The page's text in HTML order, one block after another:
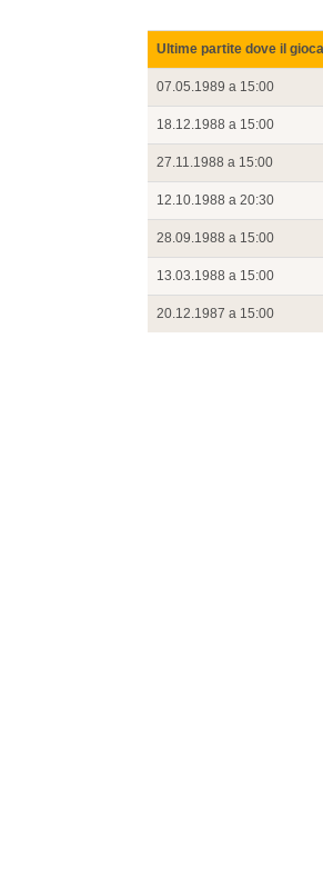
Ultime partite dove il
07.05.1989 a 15:00
18.12.1988 a 15:00
27.11.1988 a 15:00
12.10.1988 a 20:30
28.09.1988 a 15:00
13.03.1988 a 15:00
20.12.1987 a 15:00